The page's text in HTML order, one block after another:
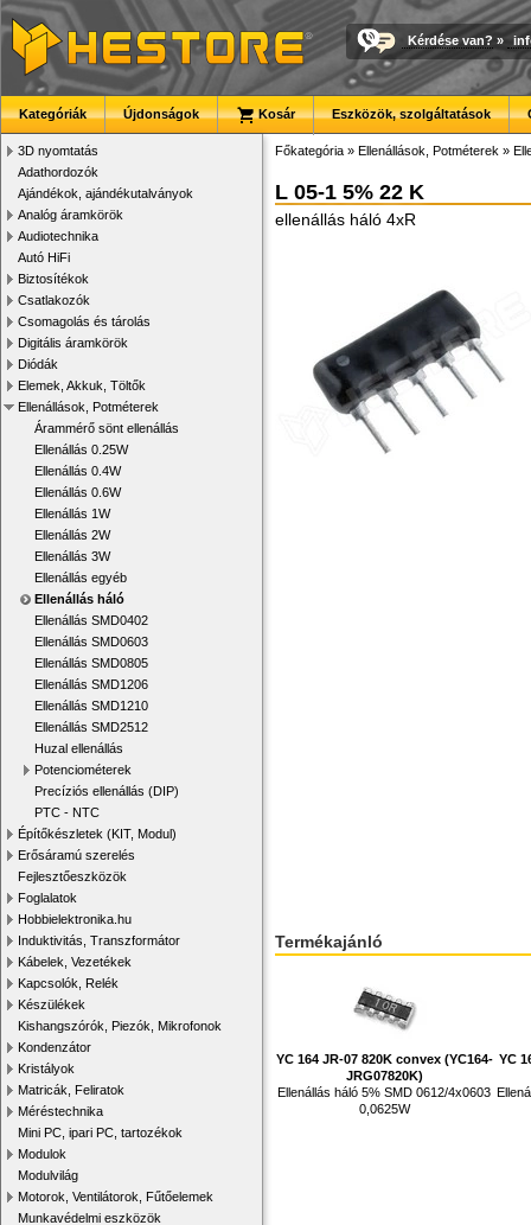
Kérdése van? »
Kategóriák Újdonságok Kosár Eszközök, szolgáltatások
3D nyomtatás
Adathordozók
Ajándékok, ajándékutalványok
Analóg áramkörök
Audiotechnika
Autó HiFi
Biztosítékok
Csatlakozók
Csomagolás és tárolás
Digitális áramkörök
Diódák
Elemek, Akkuk, Töltők
Ellenállások, Potméterek
Árammérő sönt ellenállás
Ellenállás 0.25W
Ellenállás 0.4W
Ellenállás 0.6W
Ellenállás 1W
Ellenállás 2W
Ellenállás 3W
Ellenállás egyéb
Ellenállás háló
Ellenállás SMD0402
Ellenállás SMD0603
Ellenállás SMD0805
Ellenállás SMD1206
Ellenállás SMD1210
Ellenállás SMD2512
Huzal ellenállás
Potenciométerek
Precíziós ellenállás (DIP)
PTC - NTC
Építőkészletek (KIT, Modul)
Erősáramú szerelés
Fejlesztőeszközök
Foglalatok
Hobbielektronika.hu
Induktivitás, Transzformátor
Kábelek, Vezetékek
Kapcsolók, Relék
Készülékek
Kishangszórók, Piezók, Mikrofonok
Kondenzátor
Kristályok
Matricák, Feliratok
Méréstechnika
Mini PC, ipari PC, tartozékok
Modulok
Modulvilág
Motorok, Ventilátorok, Fűtőelemek
Munkavédelmi eszközök
Főkategória » Ellenállások, Potméterek »
L 05-1 5% 22 K
ellenállás háló 4xR
Termékajánló
YC 164 JR-07 820K convex (YC164-
JRG07820K)
Ellenállás háló 5% SMD 0612/4x0603
0,0625W
YC